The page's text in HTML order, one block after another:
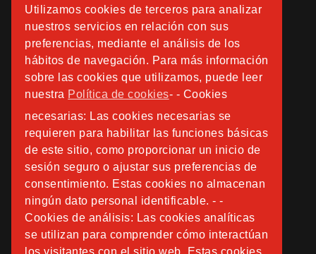
Utilizamos cookies de terceros para analizar
nuestros servicios en relación con sus
preferencias, mediante el análisis de los
hábitos de navegación. Para más información
sobre las cookies que utilizamos, puede leer
nuestra Política de cookies- - Cookies
necesarias: Las cookies necesarias se
requieren para habilitar las funciones básicas
de este sitio, como proporcionar un inicio de
sesión seguro o ajustar sus preferencias de
consentimiento. Estas cookies no almacenan
ningún dato personal identificable. - -
Cookies de análisis: Las cookies analíticas
se utilizan para comprender cómo interactúan
los visitantes con el sitio web. Estas cookies